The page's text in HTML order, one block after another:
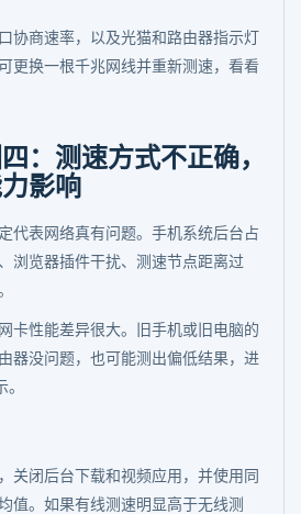
协商速率，以及光猫和路由器指示灯
更换一根千兆网线并重新测速，看看
：测速方式不正确，
影响
代表网络真有问题。手机系统后台占
浏览器插件干扰、测速节点距离过
卡性能差异很大。旧手机或旧电脑的
器没问题，也可能测出偏低结果，进
关闭后台下载和视频应用，并使用同
值。如果有线测速明显高于无线测